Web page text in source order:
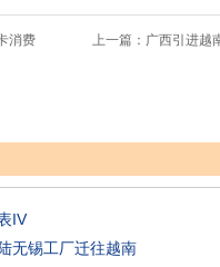
消费 上一篇： 广西引进越
IV
无锡工厂迁往越南